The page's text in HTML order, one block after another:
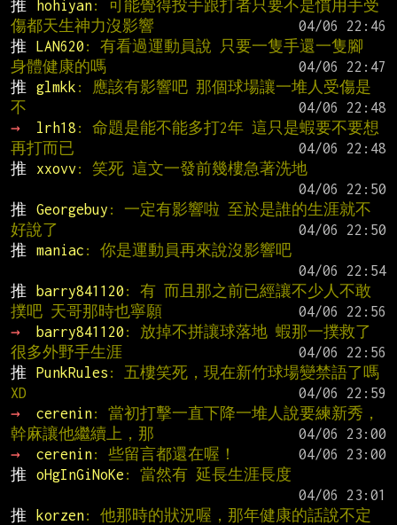
推
hohiyan: 可能覺得投手跟打者只要不是慣用手受
傷都天生神力沒影響
推
LAN620 : 有看過運動員說 只要一隻手還一隻腳
身體健康的嗎
推
glmkk : 應該有影響吧 那個球場讓一堆人受傷是
不
→
lrh18 : 命題是能不能多打2年 這只是蝦要不要想
再打而已
推
xxovv : 笑死 這文一發前幾樓急著洗地
推
Georgebuy : 一定有影響啦 至於是誰的生涯就不
好說了
推
maniac : 你是運動員再來說沒影響吧
推
barry841120 : 有 而且那之前已經讓不少人不敢
撲吧 天哥那時也寧願
→
barry841120 : 放掉不拼讓球落地 蝦那一撲救了
很多外野手生涯
推
PunkRules : 五樓笑死，現在新竹球場變禁語了嗎
XD
→
cerenin: 當初打擊一直下降一堆人說要練新秀，
幹麻讓他繼續上，那
→
cerenin: 些留言都還在喔！
推
oHgInGiNoKe : 當然有 延長生涯長度
推
korzen: 他那時的狀況喔，那年健康的話說不定